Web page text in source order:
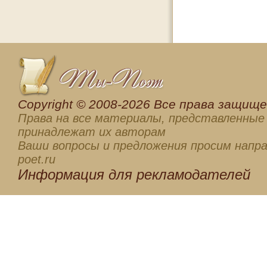
Сopyright © 2008-2026 Все права
Права на все материалы, представленные
принадлежат их авторам
Ваши вопросы и предложения просим
poet.ru
Информация для рекламодателей